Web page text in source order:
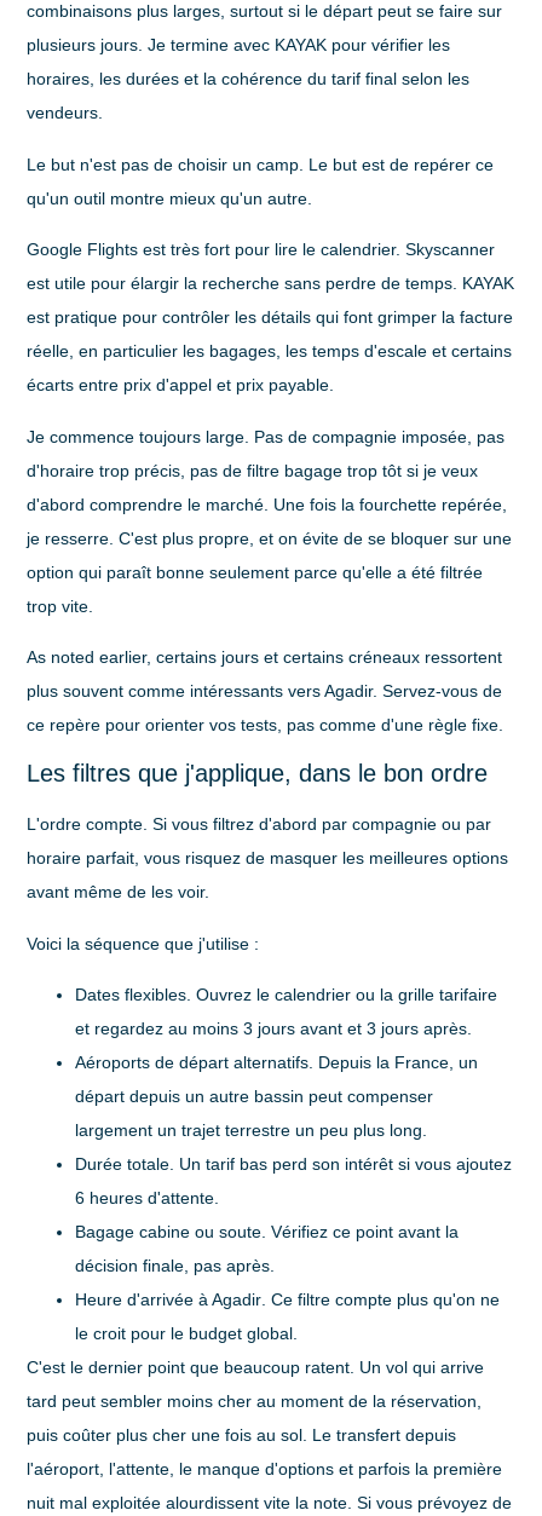
combinaisons plus larges, surtout si le départ peut se faire sur
plusieurs jours. Je termine avec KAYAK pour vérifier les
horaires, les durées et la cohérence du tarif final selon les
vendeurs.
Le but n'est pas de choisir un camp. Le but est de repérer ce
qu'un outil montre mieux qu'un autre.
Google Flights est très fort pour lire le calendrier. Skyscanner
est utile pour élargir la recherche sans perdre de temps. KAYAK
est pratique pour contrôler les détails qui font grimper la facture
réelle, en particulier les bagages, les temps d'escale et certains
écarts entre prix d'appel et prix payable.
Je commence toujours large. Pas de compagnie imposée, pas
d'horaire trop précis, pas de filtre bagage trop tôt si je veux
d'abord comprendre le marché. Une fois la fourchette repérée,
je resserre. C'est plus propre, et on évite de se bloquer sur une
option qui paraît bonne seulement parce qu'elle a été filtrée
trop vite.
As noted earlier, certains jours et certains créneaux ressortent
plus souvent comme intéressants vers Agadir. Servez-vous de
ce repère pour orienter vos tests, pas comme d'une règle fixe.
Les filtres que j'applique, dans le bon ordre
L'ordre compte. Si vous filtrez d'abord par compagnie ou par
horaire parfait, vous risquez de masquer les meilleures options
avant même de les voir.
Voici la séquence que j'utilise :
Dates flexibles . Ouvrez le calendrier ou la grille tarifaire
et regardez au moins 3 jours avant et 3 jours après.
Aéroports de départ alternatifs . Depuis la France, un
départ depuis un autre bassin peut compenser
largement un trajet terrestre un peu plus long.
Durée totale . Un tarif bas perd son intérêt si vous ajoutez
6 heures d'attente.
Bagage cabine ou soute . Vérifiez ce point avant la
décision finale, pas après.
Heure d'arrivée à Agadir . Ce filtre compte plus qu'on ne
le croit pour le budget global.
C'est le dernier point que beaucoup ratent. Un vol qui arrive
tard peut sembler moins cher au moment de la réservation,
puis coûter plus cher une fois au sol. Le transfert depuis
l'aéroport, l'attente, le manque d'options et parfois la première
nuit mal exploitée alourdissent vite la note. Si vous prévoyez de